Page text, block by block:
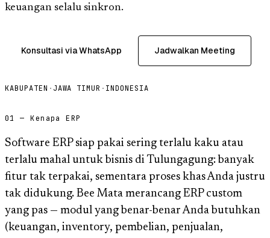
keuangan selalu sinkron.
Konsultasi via WhatsApp Jadwalkan Meeting
KABUPATEN · JAWA TIMUR · INDONESIA
01 — Kenapa ERP
Software ERP siap pakai sering terlalu kaku atau
terlalu mahal untuk bisnis di Tulungagung: banyak
fitur tak terpakai, sementara proses khas Anda justru
tak didukung. Bee Mata merancang ERP custom
yang pas — modul yang benar-benar Anda butuhkan
(keuangan, inventory, pembelian, penjualan,